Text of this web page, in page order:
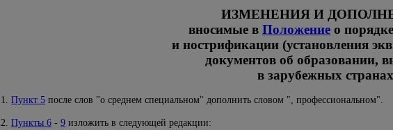
ИЗМЕНЕНИЯ И
вносимые в Положение о
и нострификации (установления
документов об образовании,
в зарубежных странах
1. Пункт 5 после слов "о среднем специальном" дополнить словом ", профессиональном".
2. Пункты 6 - 9 изложить в следующей редакции: